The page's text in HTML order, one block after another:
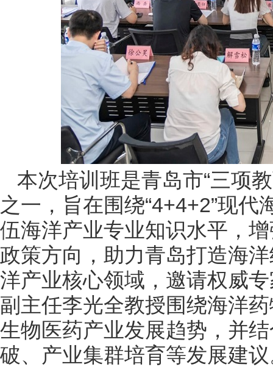
本次培训班是青岛市“三项
之一，旨在围绕“4+4+2”现
伍海洋产业专业知识水平，
政策方向，助力青岛打造海
洋产业核心领域，邀请权威
副主任李光全教授围绕海洋
生物医药产业发展趋势，并
破、产业集群培育等发展建